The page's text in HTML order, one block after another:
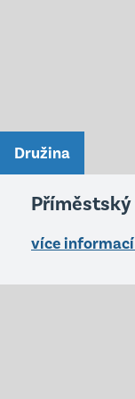
Družina
Příměstský
více informací